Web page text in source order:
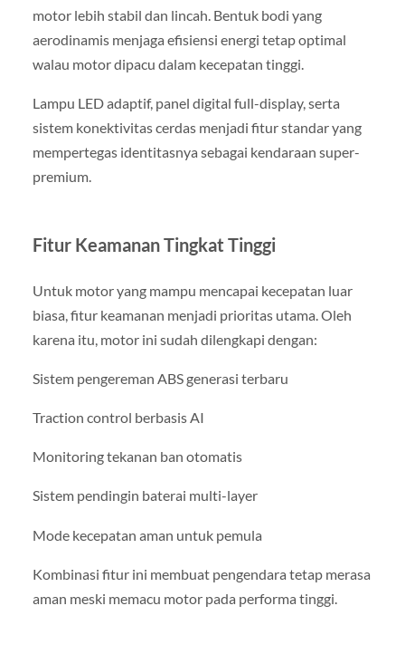
motor lebih stabil dan lincah. Bentuk bodi yang
aerodinamis menjaga efisiensi energi tetap optimal
walau motor dipacu dalam kecepatan tinggi.
Lampu LED adaptif, panel digital full-display, serta
sistem konektivitas cerdas menjadi fitur standar yang
mempertegas identitasnya sebagai kendaraan super-
premium.
Fitur Keamanan Tingkat Tinggi
Untuk motor yang mampu mencapai kecepatan luar
biasa, fitur keamanan menjadi prioritas utama. Oleh
karena itu, motor ini sudah dilengkapi dengan:
Sistem pengereman ABS generasi terbaru
Traction control berbasis AI
Monitoring tekanan ban otomatis
Sistem pendingin baterai multi-layer
Mode kecepatan aman untuk pemula
Kombinasi fitur ini membuat pengendara tetap merasa
aman meski memacu motor pada performa tinggi.